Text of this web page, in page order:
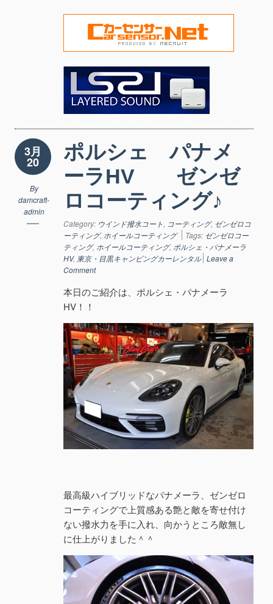
3月
20
By
damcraft-
admin
ポルシェ パナメ
ーラHV ゼンゼ
ロコーティング♪
Category: ウインド撥水コート, コーティング, ゼンゼロコ
ーティング, ホイールコーティング Tags: ゼンゼロコー
ティング, ホイールコーティング, ポルシェ・パナメーラ
HV, 東京・目黒キャンピングカーレンタル Leave a
Comment
本日のご紹介は、ポルシェ・パナメーラ
HV！！
最高級ハイブリッドなパナメーラ、ゼンゼロ
コーティングで上質感ある艶と敵を寄せ付け
ない撥水力を手に入れ、向かうところ敵無し
に仕上がりました＾＾